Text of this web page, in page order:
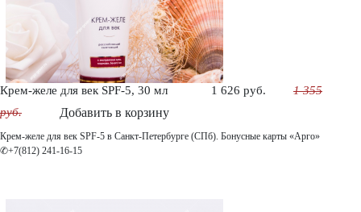
Крем-желе для век SPF-5, 30 мл 1 626 руб.
1 355
руб.
Добавить в корзину
Крем-желе для век SPF-5 в Санкт-Петербурге (СПб). Бонусные карты «Арго»
✆+7(812) 241-16-15